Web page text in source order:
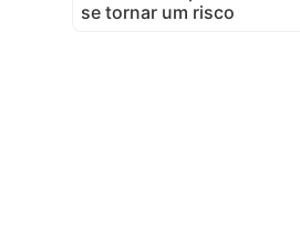
se tornar um risco